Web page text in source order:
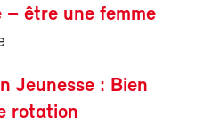
– être une femme
Jeunesse : Bien
rotation